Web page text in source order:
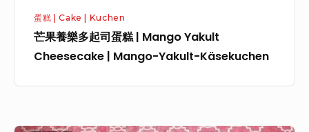
蛋糕 | Cake | Kuchen
芒果養樂多起司蛋糕 | Mango Yakult
Cheesecake | Mango-Yakult-Käsekuchen